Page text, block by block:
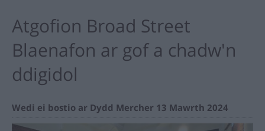
Atgofion Broad Street
Blaenafon ar gof a chadw'n
ddigidol
Wedi ei bostio ar Dydd Mercher 13 Mawrth 2024